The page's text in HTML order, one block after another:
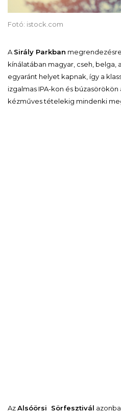
Fotó: istock.com
A Sirály Parkban
kínálatában magyar, cseh, belga,
egyaránt helyet kapnak, így a
izgalmas IPA-kon és
kézműves tételekig mindenki
AzAlsóörsi Sörfesztivál